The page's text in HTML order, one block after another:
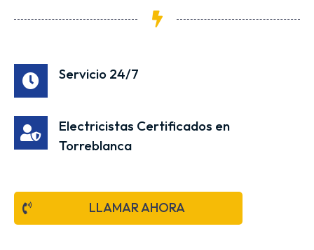
Servicio 24/7
Electricistas Certificados en
Torreblanca
LLAMAR AHORA